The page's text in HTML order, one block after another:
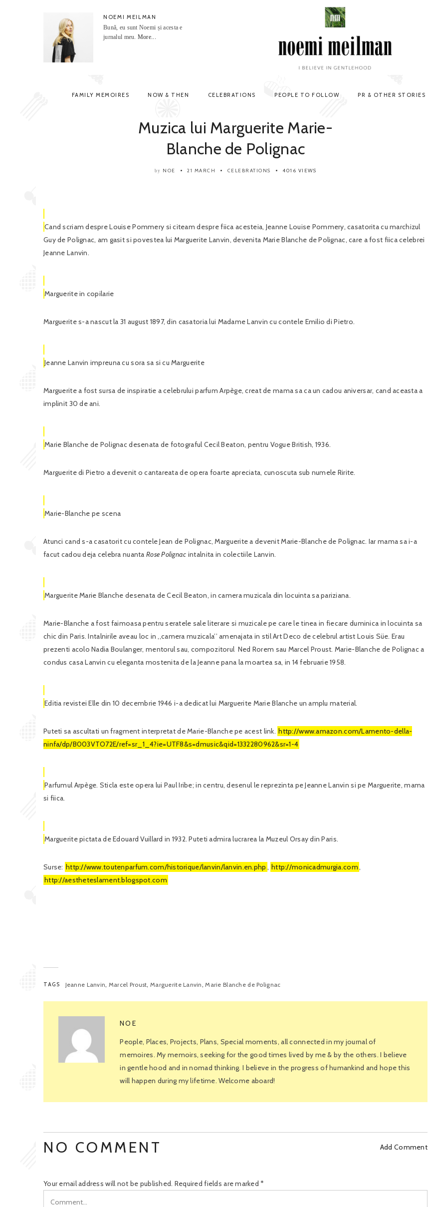
NOEMI MEILMAN
Bună, eu sunt Noemi și acesta e
jurnalul meu. More...
FAMILY MEMOIRES NOW & THEN CELEBRATIONS PEOPLE TO FOLLOW PR & OTHER STORIES
Muzica lui Marguerite Marie-
Blanche de Polignac
by NOE 21 MARCH CELEBRATIONS 4016 VIEWS
Cand scriam despre Louise Pommery si citeam despre fiica acesteia, Jeanne Louise Pommery, casatorita cu marchizul
Guy de Polignac, am gasit si povestea lui Marguerite Lanvin, devenita Marie Blanche de Polignac, care a fost fiica celebrei
Jeanne Lanvin.
Marguerite in copilarie
Marguerite s-a nascut la 31 august 1897, din casatoria lui Madame Lanvin cu contele Emilio di Pietro.
Jeanne Lanvin impreuna cu sora sa si cu Marguerite
Marguerite a fost sursa de inspiratie a celebrului parfum Arpège, creat de mama sa ca un cadou aniversar, cand aceasta a
implinit 30 de ani.
Marie Blanche de Polignac desenata de fotograful Cecil Beaton, pentru Vogue British, 1936.
Marguerite di Pietro a devenit o cantareata de opera foarte apreciata, cunoscuta sub numele Ririte.
Marie-Blanche pe scena
Atunci cand s-a casatorit cu contele Jean de Polignac, Marguerite a devenit Marie-Blanche de Polignac. Iar mama sa i-a
facut cadou deja celebra nuanta Rose Polignac intalnita in colectiile Lanvin.
Marguerite Marie Blanche desenata de Cecil Beaton, in camera muzicala din locuinta sa pariziana.
Marie-Blanche a fost faimoasa pentru seratele sale literare si muzicale pe care le tinea in fiecare duminica in locuinta sa
chic din Paris. Intalnirile aveau loc in ,,camera muzicala’’ amenajata in stil Art Deco de celebrul artist Louis Süe. Erau
prezenti acolo Nadia Boulanger, mentorul sau, compozitorul Ned Rorem sau Marcel Proust. Marie-Blanche de Polignac a
condus casa Lanvin cu eleganta mostenita de la Jeanne pana la moartea sa, in 14 februarie 1958.
Editia revistei Elle din 10 decembrie 1946 i-a dedicat lui Marguerite Marie Blanche un amplu material.
Puteti sa ascultati un fragment interpretat de Marie-Blanche pe acest link. http://www.amazon.com/Lamento-della-
ninfa/dp/B003VTO72E/ref=sr_1_4?ie=UTF8&s=dmusic&qid=1332280962&sr=1-4
Parfumul Arpège. Sticla este opera lui Paul Iribe; in centru, desenul le reprezinta pe Jeanne Lanvin si pe Marguerite, mama
si fiica.
Marguerite pictata de Edouard Vuillard in 1932. Puteti admira lucrarea la Muzeul Orsay din Paris.
Surse: http://www.toutenparfum.com/historique/lanvin/lanvin.en.php , http://monicadmurgia.com,
http://aestheteslament.blogspot.com
TAGS Jeanne Lanvin, Marcel Proust,Marguerite Lanvin,Marie Blanche de Polignac
NOE
People, Places, Projects, Plans, Special moments, all connected in my journal of
memoires. My memoirs, seeking for the good times lived by me & by the others. I believe
in gentle hood and in nomad thinking. I believe in the progress of humankind and hope this
will happen during my lifetime. Welcome aboard!
NO COMMENT Add Comment
Your email address will not be published. Required fields are marked*